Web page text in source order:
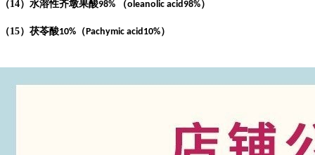
（14）水溶性齐墩果酸98% （oleanolic acid98%）
（15）茯苓酸10% （ Pachymic acid10%）